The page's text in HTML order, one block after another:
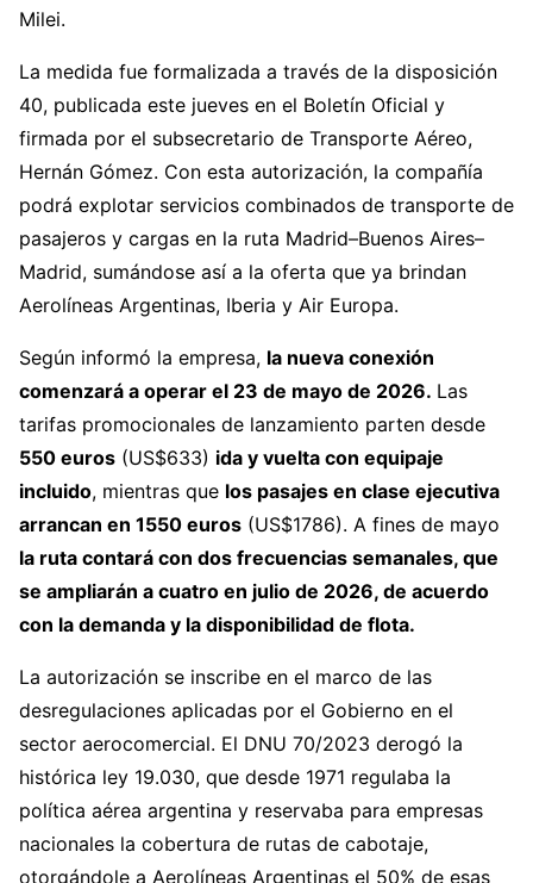
Milei.
La medida fue formalizada a través de la disposición
40, publicada este jueves en el Boletín Oficial y
firmada por el subsecretario de Transporte Aéreo,
Hernán Gómez. Con esta autorización, la compañía
podrá explotar servicios combinados de transporte de
pasajeros y cargas en la ruta Madrid–Buenos Aires–
Madrid, sumándose así a la oferta que ya brindan
Aerolíneas Argentinas, Iberia y Air Europa.
Según informó la empresa, la nueva conexión
comenzará a operar el 23 de mayo de 2026. Las
tarifas promocionales de lanzamiento parten desde
550 euros (US$633) ida y vuelta con equipaje
incluido, mientras que los pasajes en clase ejecutiva
arrancan en 1550 euros (US$1786). A fines de mayo
la ruta contará con dos frecuencias semanales, que
se ampliarán a cuatro en julio de 2026, de acuerdo
con la demanda y la disponibilidad de flota.
La autorización se inscribe en el marco de las
desregulaciones aplicadas por el Gobierno en el
sector aerocomercial. El DNU 70/2023 derogó la
histórica ley 19.030, que desde 1971 regulaba la
política aérea argentina y reservaba para empresas
nacionales la cobertura de rutas de cabotaje,
otorgándole a Aerolíneas Argentinas el 50% de esas